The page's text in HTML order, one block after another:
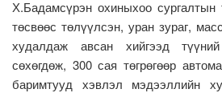
Х.Бадамсүрэн охиныхоо сургалтын
төсвөөс төлүүлсэн, уран зураг,
худалдаж авсан хийгээд
сөхөгдөж, 300 сая төгрөгөөр
баримтууд хэвлэл мэдээллийн